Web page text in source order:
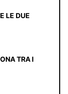
LE DUE
TRA I